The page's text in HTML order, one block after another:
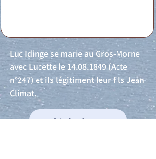
Luc Idinge se marie au Gros-Morne
avec Lucette le 14.08.1849 (Acte
n°247) et ils légitiment leur fils Jean
Climat.
Acte de naissance